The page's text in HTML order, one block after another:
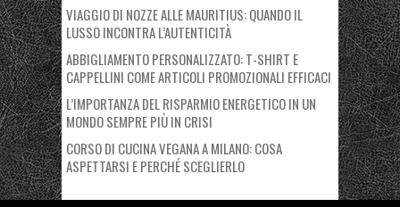
VIAGGIO DI NOZZE ALLE MAURITIUS: QUANDO IL
LUSSO INCONTRA L’AUTENTICITÀ
ABBIGLIAMENTO PERSONALIZZATO: T-SHIRT E
CAPPELLINI COME ARTICOLI PROMOZIONALI EFFICACI
L’IMPORTANZA DEL RISPARMIO ENERGETICO IN UN
MONDO SEMPRE PIÙ IN CRISI
CORSO DI CUCINA VEGANA A MILANO: COSA
ASPETTARSI E PERCHÉ SCEGLIERLO